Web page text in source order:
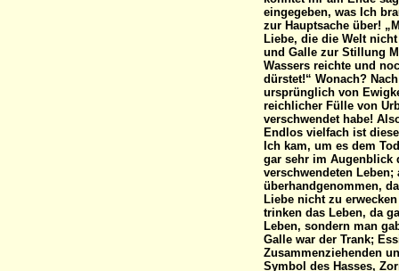
eingegeben, was Ich
zur Hauptsache über!
Liebe, die die Welt
und Galle zur Stillung
Wassers reichte und
dürstet!“ Wonach?
ursprünglich von
reichlicher Fülle von
verschwendet habe!
Endlos vielfach ist
Ich kam, um es dem
gar sehr im Augenblick
verschwendeten Leben;
überhandgenommen,
Liebe nicht zu
trinken das Leben, da
Leben, sondern man
Galle war der Trank;
Zusammenziehenden
Symbol des Hasses,